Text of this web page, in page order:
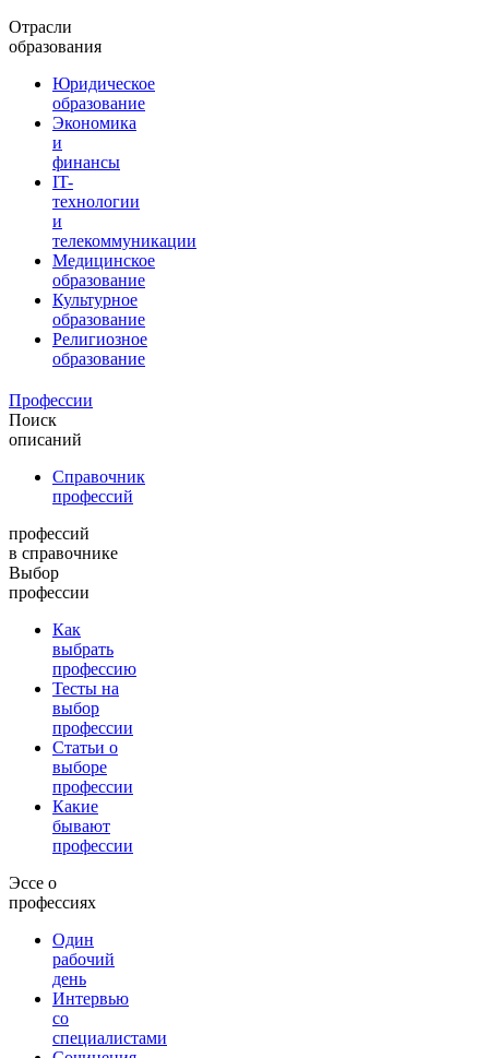
Отрасли
образования
Юридическое
образование
Экономика
и
финансы
IT-
технологии
и
телекоммуникации
Медицинское
образование
Культурное
образование
Религиозное
образование
Профессии
Поиск
описаний
Справочник
профессий
профессий
в справочнике
Выбор
профессии
Как
выбрать
профессию
Тесты на
выбор
профессии
Статьи о
выборе
профессии
Какие
бывают
профессии
Эссе о
профессиях
Один
рабочий
день
Интервью
со
специалистами